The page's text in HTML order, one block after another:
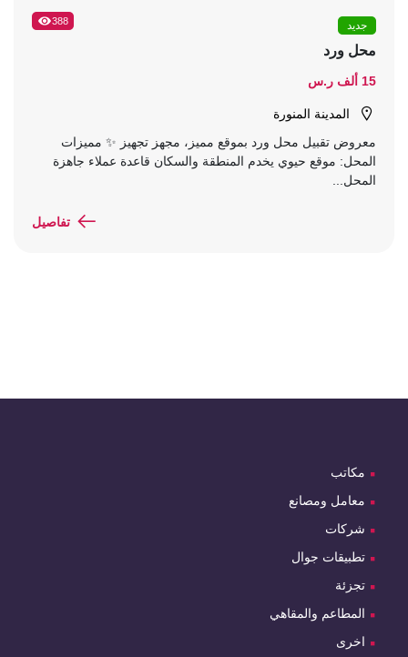
388 جديد
محل ورد
15 ألف ر.س
المدينة المنورة
معروض تقبيل محل ورد بموقع مميز، مجهز تجهيز ✨ مميزات
المحل: موقع حيوي يخدم المنطقة والسكان قاعدة عملاء جاهزة
المحل...
تفاصيل
مكاتب
معامل ومصانع
شركات
تطبيقات جوال
تجزئة
المطاعم والمقاهي
اخرى